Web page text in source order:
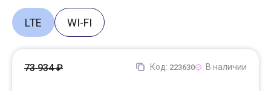
LTE WI-FI
Код: 223630 В наличии
73 934 ₽